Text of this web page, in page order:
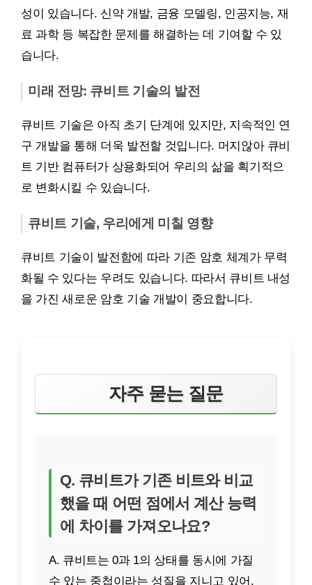
성이 있습니다. 신약 개발, 금융 모델링, 인공지능, 재
료 과학 등 복잡한 문제를 해결하는 데 기여할 수 있
습니다.
미래 전망: 큐비트 기술의 발전
큐비트 기술은 아직 초기 단계에 있지만, 지속적인 연
구 개발을 통해 더욱 발전할 것입니다. 머지않아 큐비
트 기반 컴퓨터가 상용화되어 우리의 삶을 획기적으
로 변화시킬 수 있습니다.
큐비트 기술, 우리에게 미칠 영향
큐비트 기술이 발전함에 따라 기존 암호 체계가 무력
화될 수 있다는 우려도 있습니다. 따라서 큐비트 내성
을 가진 새로운 암호 기술 개발이 중요합니다.
자주 묻는 질문
Q. 큐비트가 기존 비트와 비교
했을 때 어떤 점에서 계산 능력
에 차이를 가져오나요?
A. 큐비트는 0과 1의 상태를 동시에 가질
수 있는 중첩이라는 성질을 지니고 있어,